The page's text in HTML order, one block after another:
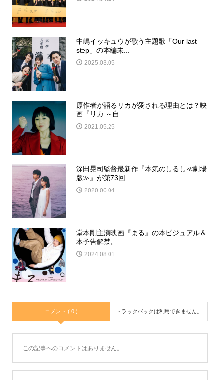
中嶋イッキュウが歌う主題歌「Our last
step」の本編未...
2025.03.05
原作者が語るリカが愛される理由とは？映
画『リカ ～自...
2021.05.25
深田晃司監督最新作『本気のしるし≪劇場
版≫』が第73回...
2020.06.04
堂本剛主演映画『まる』の本ビジュアル＆
本予告解禁。...
2024.08.01
コメント ( 0 ) トラックバックは利用できません。
この記事へのコメントはありません。